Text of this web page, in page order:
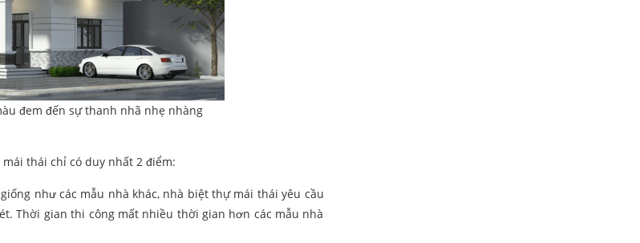
đem đến sự thanh nhã nhẹ nhàng
mái thái chỉ có duy nhất 2 điểm:
như các mẫu nhà khác, nhà biệt thự mái thái yêu cầu
Thời gian thi công mất nhiều thời gian hơn các mẫu nhà